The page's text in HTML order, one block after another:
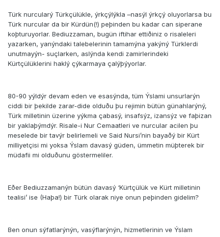
Türk nurcularý Türkçülükle, ýrkçýlýkla –nasýl ýrkçý oluyorlarsa bu
Türk nurcular da bir Kürdün(!) peþinden bu kadar can siperane
koþturuyorlar. Bediuzzaman, bugün iftihar ettiðiniz o risaleleri
yazarken, yanýndaki talebelerinin tamamýna yakýný Türklerdi
unutmayýn- suçlarken, aslýnda kendi zamirlerindeki
Kürtçülüklerini haklý çýkarmaya çalýþýyorlar.
80-90 yýldýr devam eden ve esasýnda, tüm Ýslami unsurlarýn
ciddi bir þekilde zarar-dide olduðu þu rejimin bütün günahlarýný,
Türk milletinin üzerine yýkma çabasý, insafsýz, izansýz ve faþizan
bir yaklaþýmdýr. Risale-i Nur Cemaatleri ve nurcular acilen þu
meselede bir tavýr belirlemeli ve Said Nursi’nin bayaðý bir Kürt
milliyetçisi mi yoksa Ýslam davasý güden, ümmetin müþterek bir
müdafii mi olduðunu göstermeliler.
Eðer Bediuzzamanýn bütün davasý ‘Kürtçülük ve Kürt milletinin
tealisi’ ise (Haþa!) bir Türk olarak niye onun peþinden gidelim?
Ben onun sýfatlarýnýn, vasýflarýnýn, hizmetlerinin ve Ýslam